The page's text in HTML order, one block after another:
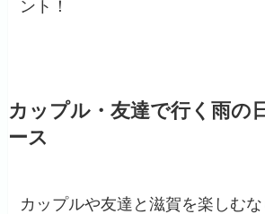
ント！
カップル・友達で行く雨の
ース
カップルや友達と滋賀を楽しむ